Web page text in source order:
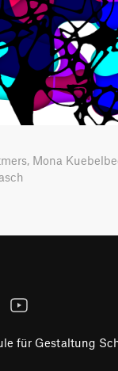
Mona
YouTube
für Gestaltung